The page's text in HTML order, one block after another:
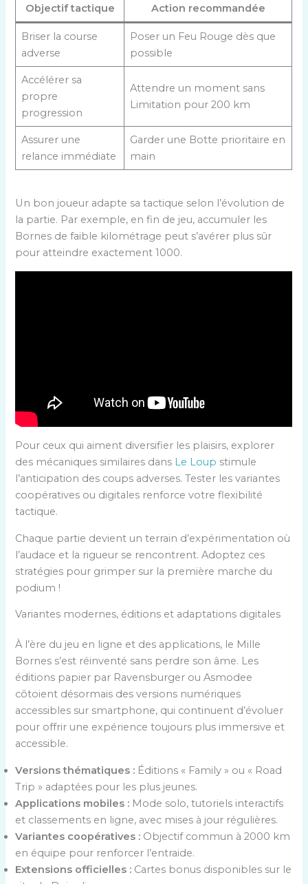
Objectif tactique Action recommandée
Briser la course
adverse
Poser un Feu Rouge dès que
possible
Accélérer sa
propre
progression
Attendre un moment sans
Limitation pour 200 km
Assurer une
relance immédiate
Garder une Botte prioritaire en
main
Un bon joueur adapte sa tactique selon l’évolution de
la partie. Par exemple, en fin de jeu, accumuler les
Bornes de faible kilométrage peut s’avérer plus sûr
pour atteindre exactement 1000.
Pour ceux qui aiment diversifier les plaisirs, explorer
des mécaniques similaires dans Le Loup stimule
l’anticipation des coups adverses. Tester les variantes
coopératives ou digitales renforce votre flexibilité
tactique.
Chaque partie devient un terrain d’expérimentation où
l’audace et la rigueur se rencontrent. Adoptez ces
stratégies pour grimper sur la première marche du
podium !
Variantes modernes, éditions et adaptations digitales
À l’ère du jeu en ligne et des applications, le Mille
Bornes s’est réinventé sans perdre son âme. Les
éditions papier par Ravensburger ou Asmodee
côtoient désormais des versions numériques
accessibles sur smartphone, qui continuent d’évoluer
pour offrir une expérience toujours plus immersive et
accessible.
Versions thématiques : Éditions « Family » ou « Road
Trip » adaptées pour les plus jeunes.
Applications mobiles : Mode solo, tutoriels interactifs
et classements en ligne, avec mises à jour régulières.
Variantes coopératives : Objectif commun à 2000 km
en équipe pour renforcer l’entraide.
Extensions officielles : Cartes bonus disponibles sur le